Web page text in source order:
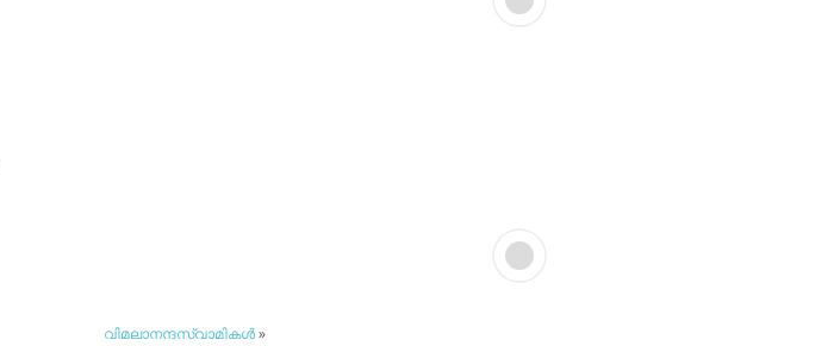
വിമലാനന്ദസ്വാമികള്‍»